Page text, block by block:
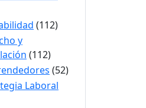
(112)
y
(112)
(52)
Laboral